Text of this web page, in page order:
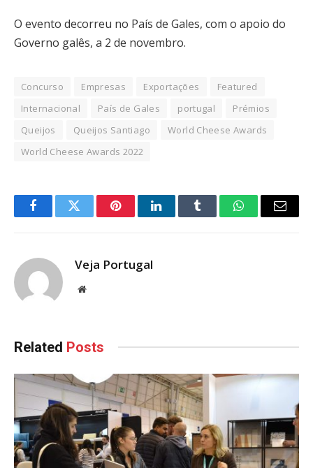
O evento decorreu no País de Gales, com o apoio do
Governo galês, a 2 de novembro.
Concurso Empresas Exportações
Featured
Internacional
País de Gales portugal
Prémios
Queijos
Queijos Santiago
World Cheese Awards
World Cheese Awards 2022
FacebookTwitter PinterestLinkedInTumblr WhatsAppEmail
Veja Portugal
Website
Related Posts